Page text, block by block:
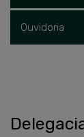
Ouvidoria